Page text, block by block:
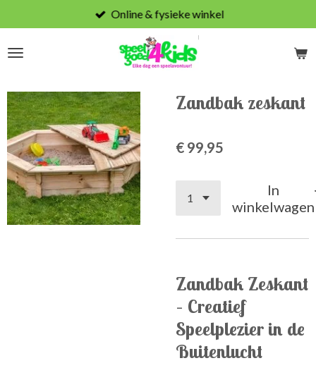
direct
naar
Online & fysieke winkel
Zandbak zeskant
€ 99,95
In
winkelwagen
Zandbak Zeskant
– Creatief
Speelplezier in de
Buitenlucht